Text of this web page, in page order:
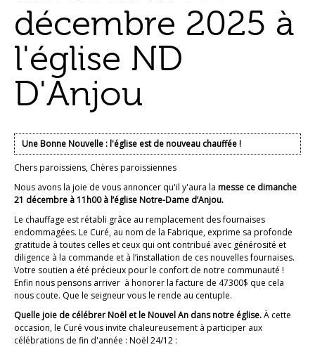
décembre 2025 à
l'église ND
D'Anjou
Une Bonne Nouvelle : l'église est de nouveau chauffée !
Chers paroissiens, Chères paroissiennes
Nous avons la joie de vous annoncer qu'il y'aura la messe ce dimanche
21 décembre à 11h00 à l’église Notre-Dame d’Anjou.
Le chauffage est rétabli grâce au remplacement des fournaises
endommagées. Le Curé, au nom de la Fabrique, exprime sa profonde
gratitude à toutes celles et ceux qui ont contribué avec générosité et
diligence à la commande et à l’installation de ces nouvelles fournaises.
Votre soutien a été précieux pour le confort de notre communauté !
Enfin nous pensons arriver à honorer la facture de 47300$ que cela
nous coute. Que le seigneur vous le rende au centuple.
Quelle joie de célébrer Noël et le Nouvel An dans notre église.À cette
occasion, le Curé vous invite chaleureusement à participer aux
célébrations de fin d'année : Noël 24/12 :